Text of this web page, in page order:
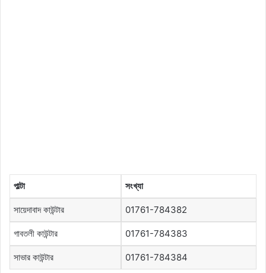
পাল্টা সংখ্যা
সায়েদাবাদ কাউন্টার 01761-784382
গাবতলী কাউন্টার 01761-784383
সাভার কাউন্টার 01761-784384